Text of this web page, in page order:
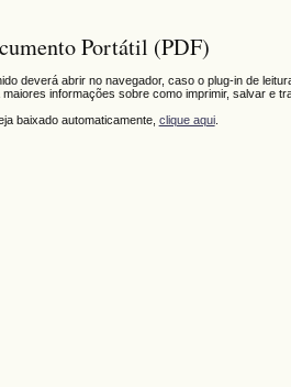
Portátil (PDF)
deverá abrir no navegador, caso o plug-in de
maiores informações sobre como imprimir, salvar e
baixado automaticamente, clique aqui.